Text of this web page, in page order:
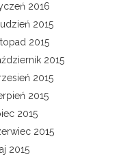
2016
2015
2015
2015
2015
2015
2015
2015
2015